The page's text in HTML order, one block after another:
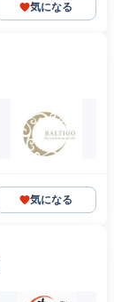
気になる
気になる